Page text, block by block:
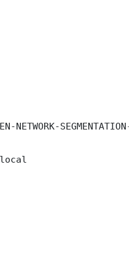
NETWORK-SEGMENTATION-